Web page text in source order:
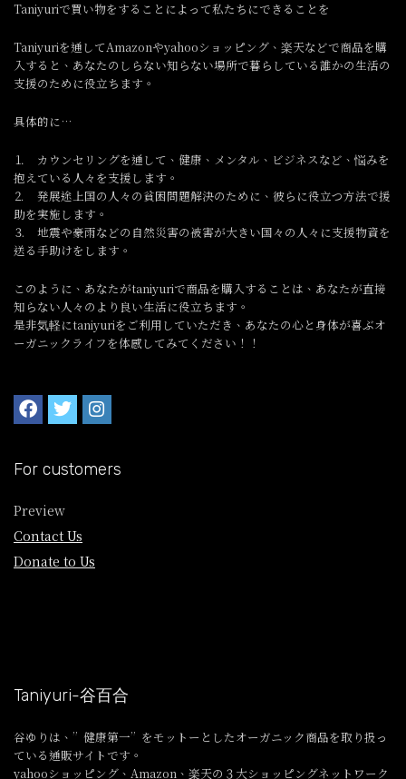
Taniyuriで買い物をすることによって私たちにできることを
Taniyuriを通してAmazonやyahooショッピング、楽天などで商品を購
入すると、あなたのしらない知らない場所で暮らしている誰かの生活の
支援のために役立ちます。
具体的に…
⒈ カウンセリングを通して、健康、メンタル、ビジネスなど、悩みを
抱えている人々を支援します。
⒉ 発展途上国の人々の貧困問題解決のために、彼らに役立つ方法で援
助を実施します。
⒊ 地震や豪雨などの自然災害の被害が大きい国々の人々に支援物資を
送る手助けをします。
このように、あなたがtaniyuriで商品を購入することは、あなたが直接
知らない人々のより良い生活に役立ちます。
是非気軽にtaniyuriをご利用していただき、あなたの心と身体が喜ぶオ
ーガニックライフを体感してみてください！！
For customers
Preview
Contact Us
Donate to Us
Taniyuri-谷百合
谷ゆりは、”健康第一”をモットーとしたオーガニック商品を取り扱っ
ている通販サイトです。
yahooショッピング、Amazon、楽天の３大ショッピングネットワーク